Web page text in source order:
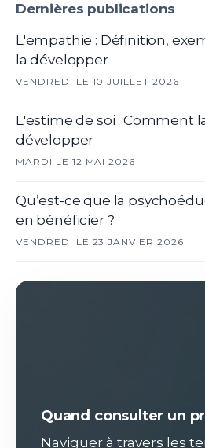
Dernières publications
L'empathie : Définition,
la développer
VENDREDI LE 10 JUILLET 2026
L'estime de soi : Comment
développer
MARDI LE 12 MAI 2026
Qu’est-ce que la
en bénéficier ?
VENDREDI LE 23 JANVIER 2026
Quand consulter un
Naviguer à travers les